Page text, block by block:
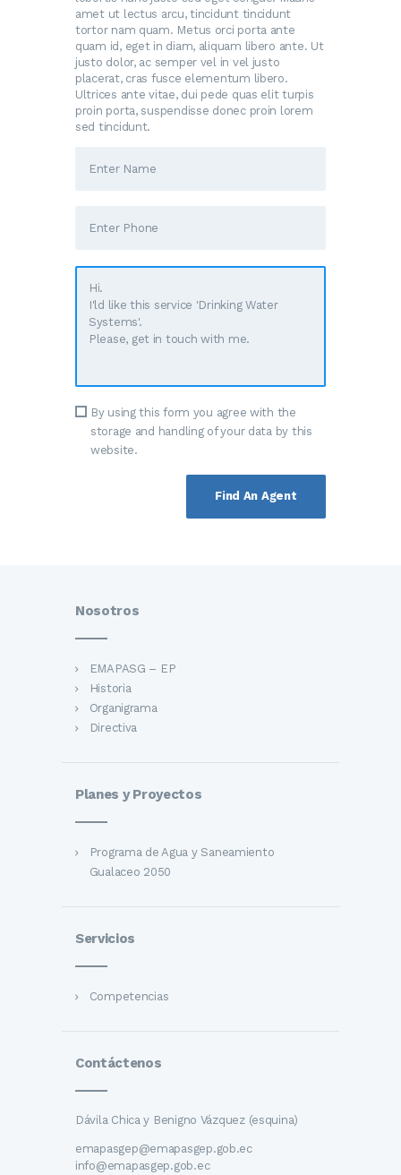
amet ut lectus arcu, tincidunt tincidunt
tortor nam quam. Metus orci porta ante
quam id, eget in diam, aliquam libero ante. Ut
justo dolor, ac semper vel in vel justo
placerat, cras fusce elementum libero.
Ultrices ante vitae, dui pede quas elit turpis
proin porta, suspendisse donec proin lorem
sed tincidunt.
By using this form you agree with the
storage and handling of your data by this
website.
Nosotros
EMAPASG – EP
Historia
Organigrama
Directiva
Planes y Proyectos
Programa de Agua y Saneamiento
Gualaceo 2050
Servicios
Competencias
Contáctenos
Dávila Chica y Benigno Vázquez (esquina)
emapasgep@emapasgep.gob.ec
info@emapasgep.gob.ec